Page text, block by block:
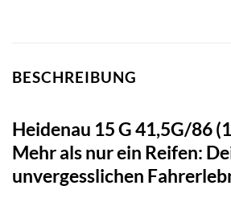
BESCHREIBUNG
Heidenau 15 G 41,5G/86
Mehr als nur ein Reifen:
unvergesslichen